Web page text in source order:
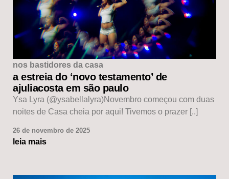
nos bastidores da casa
a estreia do ‘novo testamento’ de
ajuliacosta em são paulo
Ysa Lyra (@ysabellalyra)Novembro começou com duas
noites de Casa cheia por aqui! Tivemos o prazer [..]
26 de novembro de 2025
leia mais